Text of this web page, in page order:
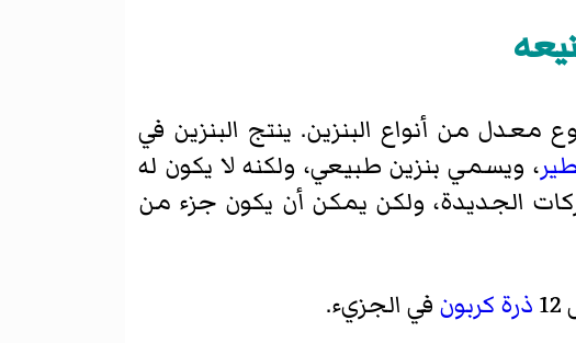
معدل من أنواع البنزين. ينتج البنزين في
، ويسمي بنزين طبيعي، ولكنه لا يكون له
الجديدة، ولكن يمكن أن يكون جزء من
ذرة كربون في الجزيء.